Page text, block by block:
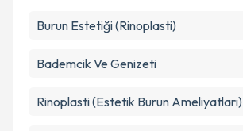
Burun Estetiği (Rinoplasti)
Bademcik Ve Genizeti
Rinoplasti (Estetik Burun Ameliyatları)